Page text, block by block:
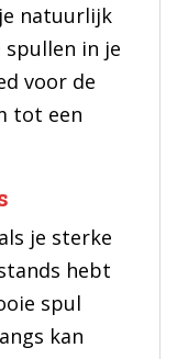
natuurlijk
in je
voor de
tot een
je sterke
hebt
spul
kan